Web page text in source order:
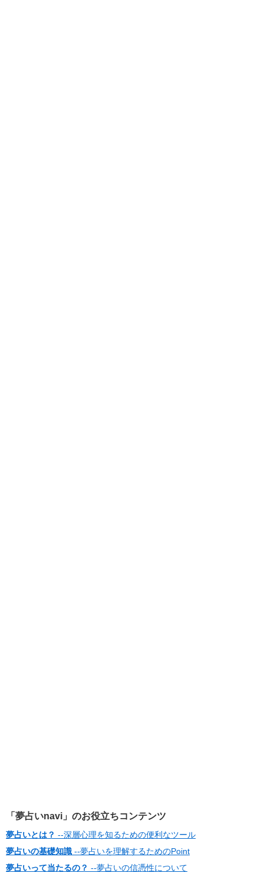
「夢占いnavi」のお役立ちコンテンツ
夢占いとは？ --深層心理を知るための便利なツール
夢占いの基礎知識 --夢占いを理解するためのPoint
夢占いって当たるの？ --夢占いの信憑性について